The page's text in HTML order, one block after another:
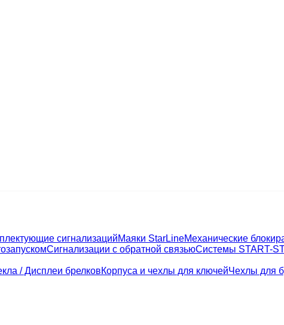
сигнализацийМаяки StarLineМеханические
Сигнализации с обратной связьюСистемы START-
/ Дисплеи брелковКорпуса и чехлы для ключейЧехлы для